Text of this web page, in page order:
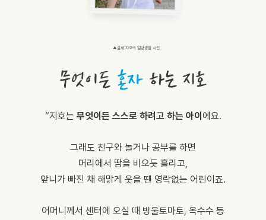
▲실제 지호의 일상생활 사진
“지호는 무엇이든 스스로 하려고 하는 아이 에요.
그래도 친구와 놀거나 공부를 하면
머리에서 땀을 비오듯 흘리고,
앞니가 빠진 채 해맑게 웃을 땐 영락없는 어린이죠.
어머니께서 센터에 오실 때 방울토마토, 옥수수 등